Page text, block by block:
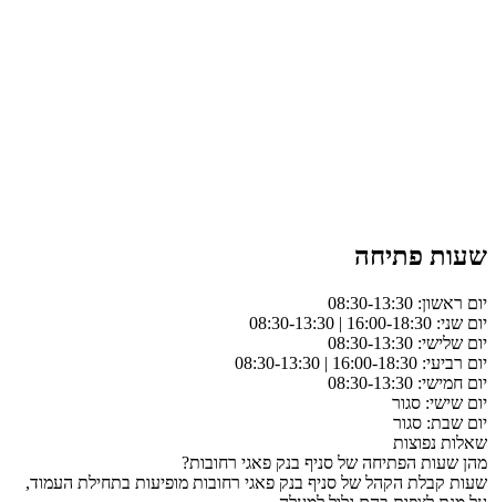
שעות פתיחה
יום ראשון: 08:30-13:30
יום שני: 16:00-18:30 | 08:30-13:30
יום שלישי: 08:30-13:30
יום רביעי: 16:00-18:30 | 08:30-13:30
יום חמישי: 08:30-13:30
יום שישי: סגור
יום שבת: סגור
שאלות נפוצות
מהן שעות הפתיחה של סניף בנק פאגי רחובות?
שעות קבלת הקהל של סניף בנק פאגי רחובות מופיעות בתחילת העמוד,